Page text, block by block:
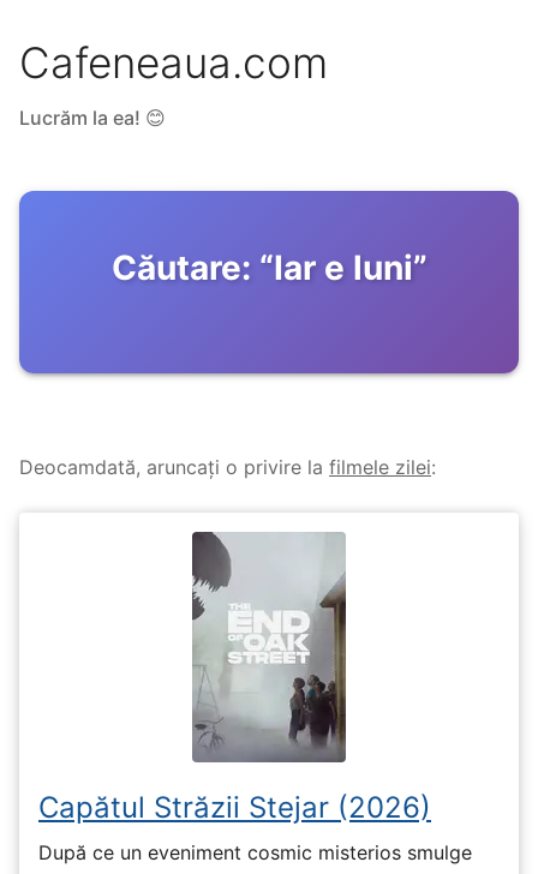
Cafeneaua.com
Lucrăm la ea! 😊
Căutare: “Iar e luni”
Deocamdată, aruncați o privire la filmele zilei:
Capătul Străzii Stejar (2026)
După ce un eveniment cosmic misterios smulge